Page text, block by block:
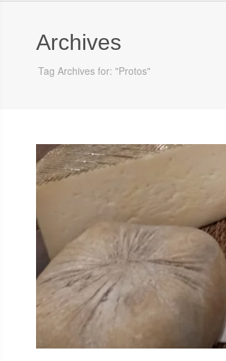
Archives
Tag Archives for: "Protos"